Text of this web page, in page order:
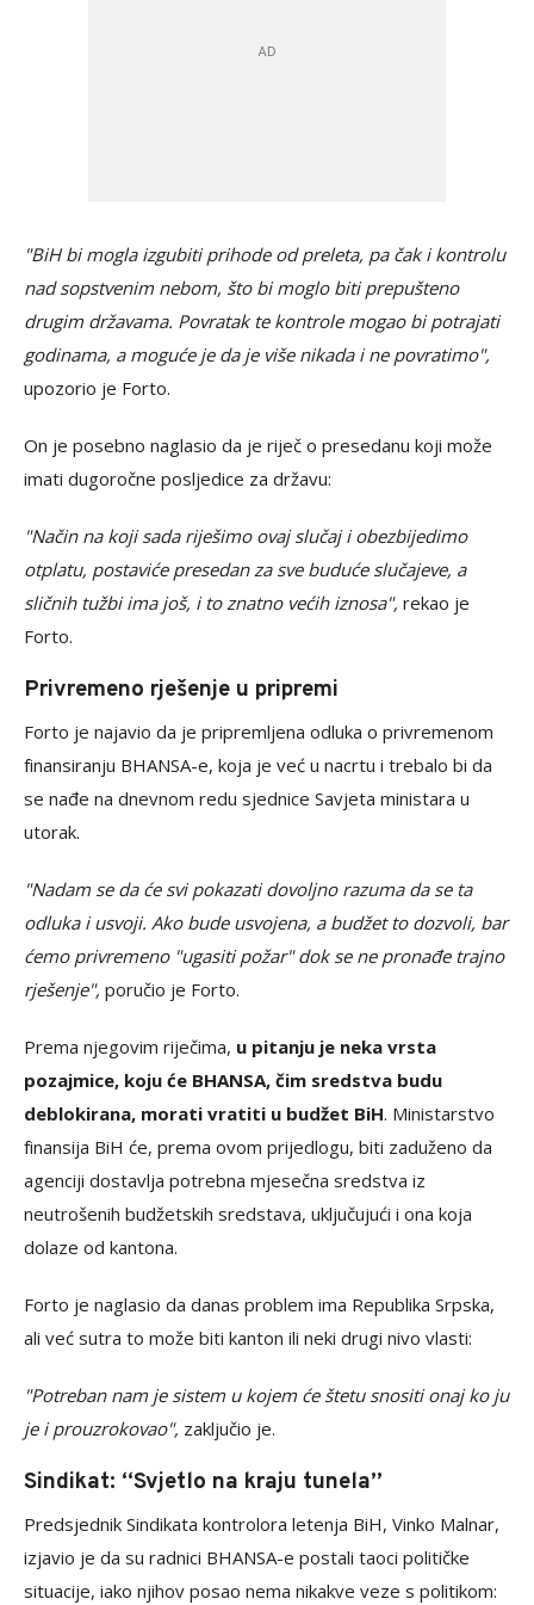
"BiH bi mogla izgubiti prihode od preleta, pa čak i kontrolu
nad sopstvenim nebom, što bi moglo biti prepušteno
drugim državama. Povratak te kontrole mogao bi potrajati
godinama, a moguće je da je više nikada i ne povratimo",
upozorio je Forto.
On je posebno naglasio da je riječ o presedanu koji može
imati dugoročne posljedice za državu:
"Način na koji sada riješimo ovaj slučaj i obezbijedimo
otplatu, postaviće presedan za sve buduće slučajeve, a
sličnih tužbi ima još, i to znatno većih iznosa", rekao je
Forto.
Privremeno rješenje u pripremi
Forto je najavio da je pripremljena odluka o privremenom
finansiranju BHANSA-e, koja je već u nacrtu i trebalo bi da
se nađe na dnevnom redu sjednice Savjeta ministara u
utorak.
"Nadam se da će svi pokazati dovoljno razuma da se ta
odluka i usvoji. Ako bude usvojena, a budžet to dozvoli, bar
ćemo privremeno "ugasiti požar" dok se ne pronađe trajno
rješenje", poručio je Forto.
Prema njegovim riječima, u pitanju je neka vrsta
pozajmice, koju će BHANSA, čim sredstva budu
deblokirana, morati vratiti u budžet BiH. Ministarstvo
finansija BiH će, prema ovom prijedlogu, biti zaduženo da
agenciji dostavlja potrebna mjesečna sredstva iz
neutrošenih budžetskih sredstava, uključujući i ona koja
dolaze od kantona.
Forto je naglasio da danas problem ima Republika Srpska,
ali već sutra to može biti kanton ili neki drugi nivo vlasti:
"Potreban nam je sistem u kojem će štetu snositi onaj ko ju
je i prouzrokovao", zaključio je.
Sindikat: “Svjetlo na kraju tunela”
Predsjednik Sindikata kontrolora letenja BiH, Vinko Malnar,
izjavio je da su radnici BHANSA-e postali taoci političke
situacije, iako njihov posao nema nikakve veze s politikom: